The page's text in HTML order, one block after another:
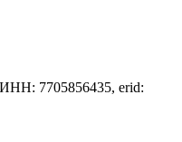
7705856435, erid: